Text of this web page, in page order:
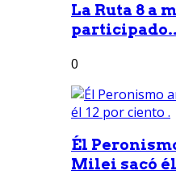
La Ruta 8 a
0
Él
Milei sacó